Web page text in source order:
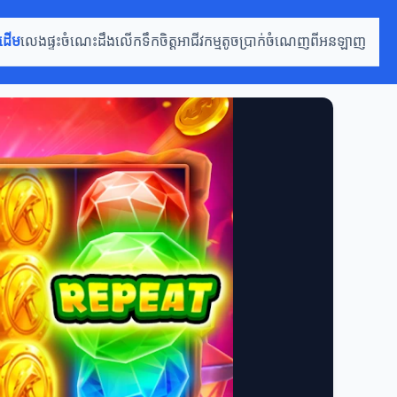
ើមលេងផ្ទះចំណេះដឹងលើកទឹកចិត្តអាជីវកម្មតូចប្រាក់ចំណេញពីអនឡាញ